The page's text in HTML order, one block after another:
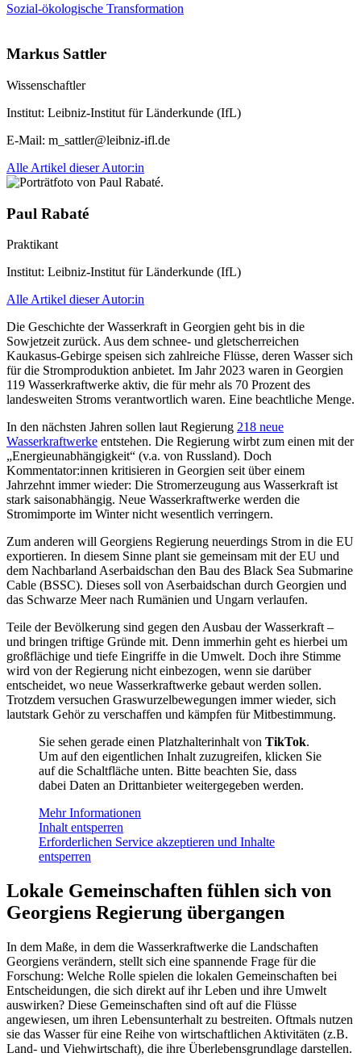
Sozial-ökologische Transformation
Markus Sattler
Wissenschaftler
Institut: Leibniz-Institut für Länderkunde (IfL)
E-Mail: m_sattler@leibniz-ifl.de
Alle Artikel dieser Autor:in
Paul Rabaté
Praktikant
Institut: Leibniz-Institut für Länderkunde (IfL)
Alle Artikel dieser Autor:in
Die Geschichte der Wasserkraft in Georgien geht bis in die
Sowjetzeit zurück. Aus dem schnee- und gletscherreichen
Kaukasus-Gebirge speisen sich zahlreiche Flüsse, deren Wasser sich
für die Stromproduktion anbietet. Im Jahr 2023 waren in Georgien
119 Wasserkraftwerke aktiv, die für mehr als 70 Prozent des
landesweiten Stroms verantwortlich waren. Eine beachtliche Menge.
In den nächsten Jahren sollen laut Regierung 218 neue
Wasserkraftwerke entstehen. Die Regierung wirbt zum einen mit der
„Energieunabhängigkeit“ (v.a. von Russland). Doch
Kommentator:innen kritisieren in Georgien seit über einem
Jahrzehnt immer wieder: Die Stromerzeugung aus Wasserkraft ist
stark saisonabhängig. Neue Wasserkraftwerke werden die
Stromimporte im Winter nicht wesentlich verringern.
Zum anderen will Georgiens Regierung neuerdings Strom in die EU
exportieren. In diesem Sinne plant sie gemeinsam mit der EU und
dem Nachbarland Aserbaidschan den Bau des Black Sea Submarine
Cable (BSSC). Dieses soll von Aserbaidschan durch Georgien und
das Schwarze Meer nach Rumänien und Ungarn verlaufen.
Teile der Bevölkerung sind gegen den Ausbau der Wasserkraft –
und bringen triftige Gründe mit. Denn immerhin geht es hierbei um
großflächige und tiefe Eingriffe in die Umwelt. Doch ihre Stimme
wird von der Regierung nicht einbezogen, wenn sie darüber
entscheidet, wo neue Wasserkraftwerke gebaut werden sollen.
Trotzdem versuchen Graswurzelbewegungen immer wieder, sich
lautstark Gehör zu verschaffen und kämpfen für Mitbestimmung.
Sie sehen gerade einen Platzhalterinhalt von TikTok.
Um auf den eigentlichen Inhalt zuzugreifen, klicken Sie
auf die Schaltfläche unten. Bitte beachten Sie, dass
dabei Daten an Drittanbieter weitergegeben werden.
Mehr Informationen
Inhalt entsperren
Erforderlichen Service akzeptieren und Inhalte
entsperren
Lokale Gemeinschaften fühlen sich von
Georgiens Regierung übergangen
In dem Maße, in dem die Wasserkraftwerke die Landschaften
Georgiens verändern, stellt sich eine spannende Frage für die
Forschung: Welche Rolle spielen die lokalen Gemeinschaften bei
Entscheidungen, die sich direkt auf ihr Leben und ihre Umwelt
auswirken? Diese Gemeinschaften sind oft auf die Flüsse
angewiesen, um ihren Lebensunterhalt zu bestreiten. Oftmals nutzen
sie das Wasser für eine Reihe von wirtschaftlichen Aktivitäten (z.B.
Land- und Viehwirtschaft), die ihre Überlebensgrundlage darstellen.